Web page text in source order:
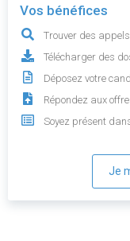
Vos bénéfices
Trouver des
Télécharger des
Déposez votre
Répondez aux
Soyez présent
Je